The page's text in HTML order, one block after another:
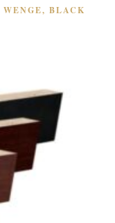
BLACK